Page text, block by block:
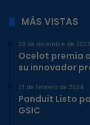
MÁS VISTAS
29 de diciembre de 2023
Ocelot premia
su innovador
21 de febrero de 2024
Panduit Listo
GSIC